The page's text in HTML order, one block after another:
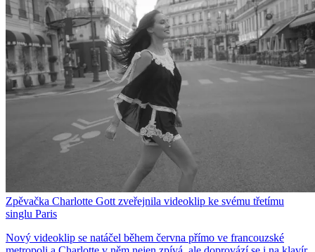
Zpěvačka Charlotte Gott zveřejnila videoklip ke svému třetímu
singlu Paris
Nový videoklip se natáčel během června přímo ve francouzské